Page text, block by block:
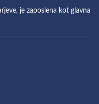
je zaposlena kot glavna